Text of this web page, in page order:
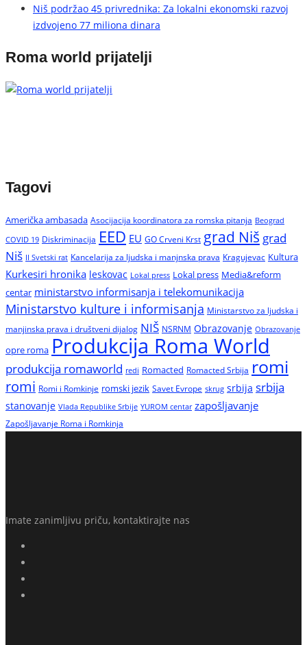
Niš podržao 45 privrednika: Za lokalni ekonomski razvoj
izdvojeno 77 miliona dinara
Roma world prijatelji
Tagovi
Američka ambasada Asocijacija koordinatora za romska pitanja Beograd
COVID 19 Diskriminacija EED EU GO Crveni Krst grad Niš grad
Niš II Svetski rat Kancelarija za ljudska i manjnska prava Kragujevac Kultura
Kurkesiri hronika leskovac Lokal press Lokal press Media&reform
centar ministarstvo informisanja i telekomunikacija
Ministarstvo kulture i informisanja Ministarstvo za ljudska i
manjinska prava i društveni dijalog NIŠ NSRNM Obrazovanje Obrazovanje
opre roma Produkcija Roma World
produkcija romaworld redi Romacted Romacted Srbija romi
romi Romi i Romkinje romski jezik Savet Evrope skrug srbija srbija
stanovanje Vlada Republike Srbije YUROM centar zapošljavanje
Zapošljavanje Roma i Romkinja
Imate zanimljivu priču, kontaktirajte nas